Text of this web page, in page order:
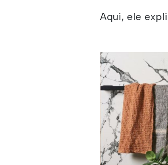
Aqui, ele